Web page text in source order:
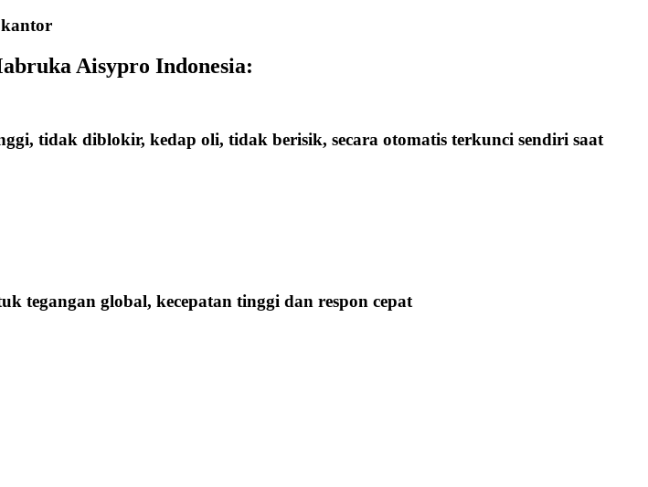
Aisypro Indonesia:
tidak diblokir, kedap oli, tidak berisik, secara otomatis terkunci sendiri saat
tegangan global, kecepatan tinggi dan respon cepat